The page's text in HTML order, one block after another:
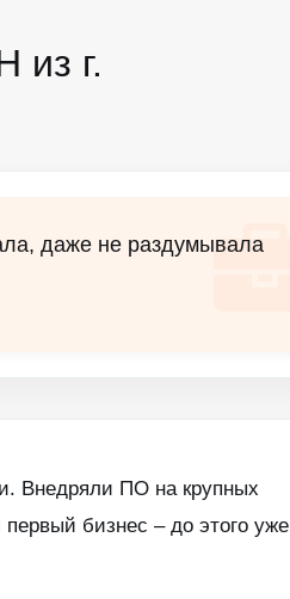
из г.
даже не раздумывала
Внедряли ПО на крупных
бизнес – до этого уже